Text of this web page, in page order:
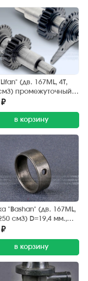
(дв. 167ML, 4T,
промежуточный в
в корзину
"Bashan" (дв. 167ML,
см3) D=19,4 мм.,
мм., h=7 мм.
в корзину